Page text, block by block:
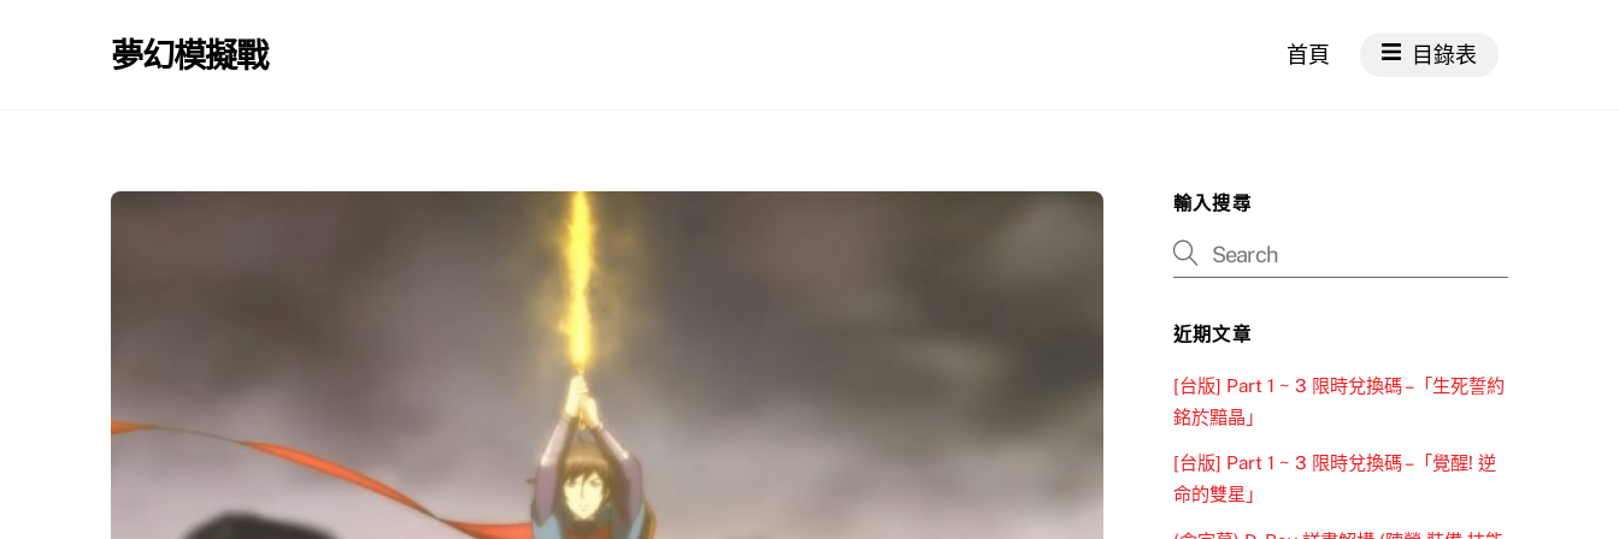
夢幻模擬戰 首頁 目錄表
輸入搜尋
近期文章
[台版] Part 1 ~ 3 限時兌換碼 –「生死誓約
銘於黯晶」
[台版] Part 1 ~ 3 限時兌換碼 –「覺醒! 逆
命的雙星」